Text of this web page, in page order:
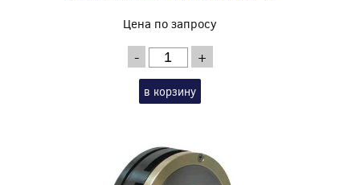
Цена по запросу
- +
в корзину